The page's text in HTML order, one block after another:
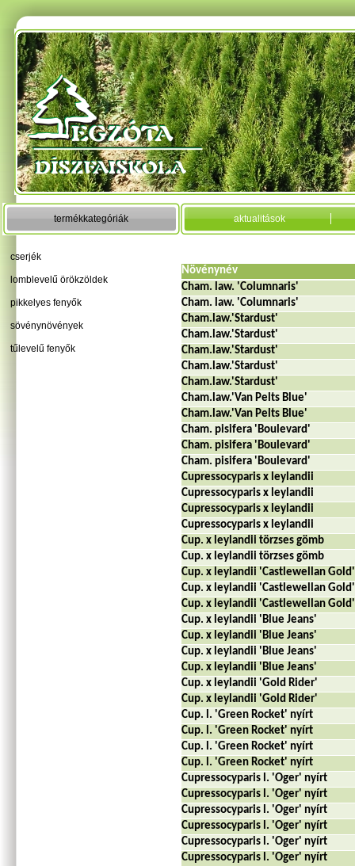
termékkategóriák
cserjék
lomblevelű örökzöldek
pikkelyes fenyők
sövénynövények
tűlevelű fenyők
aktualitások
Növénynév
Cham. law. 'Columnaris'
Cham. law. 'Columnaris'
Cham.law.'Stardust'
Cham.law.'Stardust'
Cham.law.'Stardust'
Cham.law.'Stardust'
Cham.law.'Stardust'
Cham.law.'Van Pelts Blue'
Cham.law.'Van Pelts Blue'
Cham. pisifera 'Boulevard'
Cham. pisifera 'Boulevard'
Cham. pisifera 'Boulevard'
Cupressocyparis x leylandii
Cupressocyparis x leylandii
Cupressocyparis x leylandii
Cupressocyparis x leylandii
Cup. x leylandii törzses gömb
Cup. x leylandii törzses gömb
Cup. x leylandii 'Castlewellan Gold'
Cup. x leylandii 'Castlewellan Gold'
Cup. x leylandii 'Castlewellan Gold'
Cup. x leylandii 'Blue Jeans'
Cup. x leylandii 'Blue Jeans'
Cup. x leylandii 'Blue Jeans'
Cup. x leylandii 'Blue Jeans'
Cup. x leylandii 'Gold Rider'
Cup. x leylandii 'Gold Rider'
Cup. l. 'Green Rocket' nyírt
Cup. l. 'Green Rocket' nyírt
Cup. l. 'Green Rocket' nyírt
Cup. l. 'Green Rocket' nyírt
Cupressocyparis l. 'Oger' nyírt
Cupressocyparis l. 'Oger' nyírt
Cupressocyparis l. 'Oger' nyírt
Cupressocyparis l. 'Oger' nyírt
Cupressocyparis l. 'Oger' nyírt
Cupressocyparis l. 'Oger' nyírt